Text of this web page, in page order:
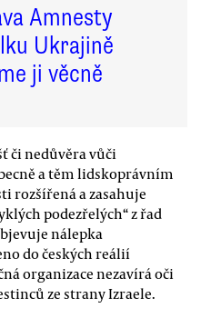
Amnesty
Ukrajině
ji věcně
či nedůvěra vůči
a těm lidskoprávním
rozšířená a zasahuje
podezřelých“ z řad
nálepka
do českých reálií
organizace nezavírá oči
ze strany Izraele.